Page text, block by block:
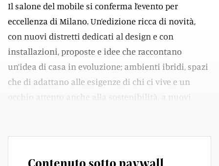
Il salone del mobile si conferma l’evento per
eccellenza di Milano. Un’edizione ricca di novità,
con nuovi distretti dedicati al design e con
installazioni, proposte e idee che raccontano
un’idea di casa in evoluzione; ambienti ibridi, spazi
che di adattano alle esigenze di chi ci vive e un
occhio attento anche alla sostenibilità, a nuovi
Contenuto sotto paywall